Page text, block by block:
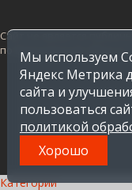
Сайт не является
по Воронежской
Мы используем
Яндекс Метрика
сайта и
пользоваться
политикой
Хорошо
Категории